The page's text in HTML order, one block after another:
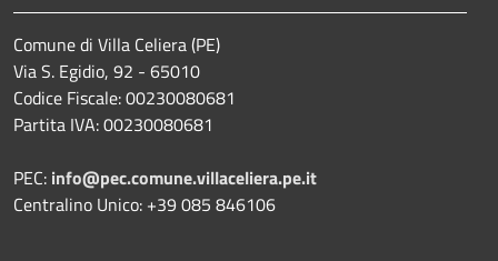
Comune di Villa Celiera (PE)
Via S. Egidio, 92 - 65010
Codice Fiscale: 00230080681
Partita IVA: 00230080681
PEC: info@pec.comune.villaceliera.pe.it
Centralino Unico: +39 085 846106